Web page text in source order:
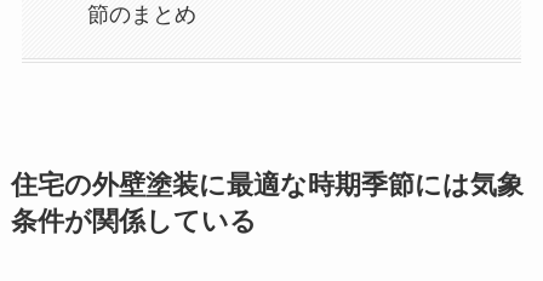
節のまとめ
住宅の外壁塗装に最適な時期季節には気象
条件が関係している